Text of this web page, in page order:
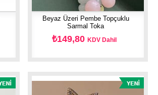
Beyaz Üzeri Pembe Topçuklu
Sarmal Toka
₺149,80KDV Dahil